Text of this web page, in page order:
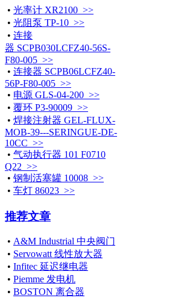
• 光率计 XR2100 >>
• 光阻泵 TP-10 >>
• 连接
器 SCPB030LCFZ40-56S-
F80-005 >>
• 连接器 SCPB06LCFZ40-
56P-F80-005 >>
• 电源 GLS-04-200 >>
• 覆环 P3-90009 >>
• 焊接注射器 GEL-FLUX-
MOB-39---SERINGUE-DE-
10CC >>
• 气动执行器 101 F0710
Q22 >>
• 钢制活塞罐 10008 >>
• 车灯 86023 >>
推荐文章
• A&M Industrial 中央阀门
• Servowatt 线性放大器
• Infitec 延迟继电器
• Piemme 发电机
• BOSTON 离合器